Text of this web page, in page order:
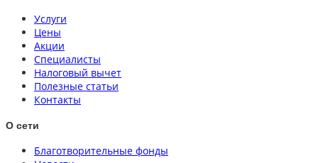
Услуги
Цены
Акции
Специалисты
Налоговый вычет
Полезные статьи
Контакты
О сети
Благотворительные фонды